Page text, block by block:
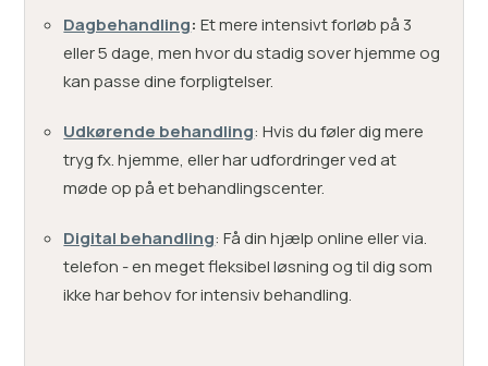
Dagbehandling: Et mere intensivt forløb på 3
eller 5 dage, men hvor du stadig sover hjemme og
kan passe dine forpligtelser.
Udkørende behandling: Hvis du føler dig mere
tryg fx. hjemme, eller har udfordringer ved at
møde op på et behandlingscenter.
Digital behandling: Få din hjælp online eller via.
telefon - en meget fleksibel løsning og til dig som
ikke har behov for intensiv behandling.